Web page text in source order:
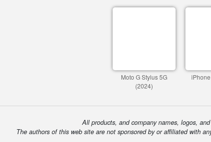
Moto G Stylus 5G
(2024)
All products, and company names, logos,
The authors of this web site are not sponsored by or affiliated with